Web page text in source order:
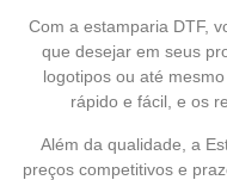
Com a estamparia DTF,
que desejar em seus
logotipos ou até
rápido e fácil, e os
Além da qualidade, a
preços competitivos e